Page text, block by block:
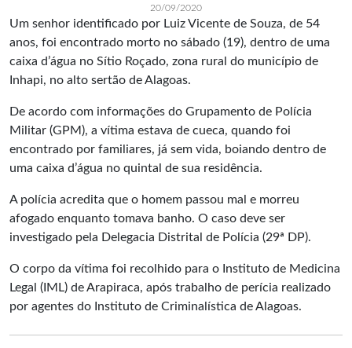
20/09/2020
Um senhor identificado por Luiz Vicente de Souza, de 54
anos, foi encontrado morto no sábado (19), dentro de uma
caixa d’água no Sítio Roçado, zona rural do município de
Inhapi, no alto sertão de Alagoas.
De acordo com informações do Grupamento de Polícia
Militar (GPM), a vítima estava de cueca, quando foi
encontrado por familiares, já sem vida, boiando dentro de
uma caixa d’água no quintal de sua residência.
A polícia acredita que o homem passou mal e morreu
afogado enquanto tomava banho. O caso deve ser
investigado pela Delegacia Distrital de Polícia (29ª DP).
O corpo da vítima foi recolhido para o Instituto de Medicina
Legal (IML) de Arapiraca, após trabalho de perícia realizado
por agentes do Instituto de Criminalística de Alagoas.